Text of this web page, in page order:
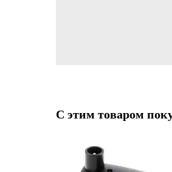
С этим товаром